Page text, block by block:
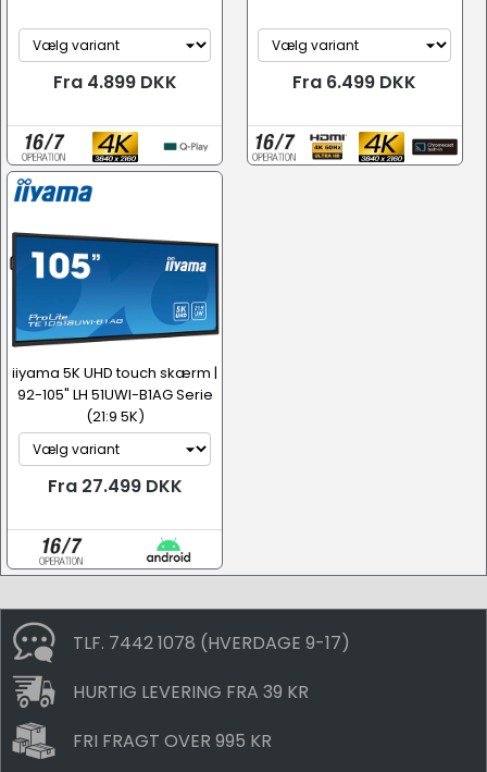
Fra 4.899 DKK Fra 6.499 DKK
iiyama 5K UHD touch skærm |
92-105" LH 51UWI-B1AG Serie
(21:9 5K)
Fra 27.499 DKK
TLF. 7442 1078 (HVERDAGE 9-17)
HURTIG LEVERING FRA 39 KR
FRI FRAGT OVER 995 KR